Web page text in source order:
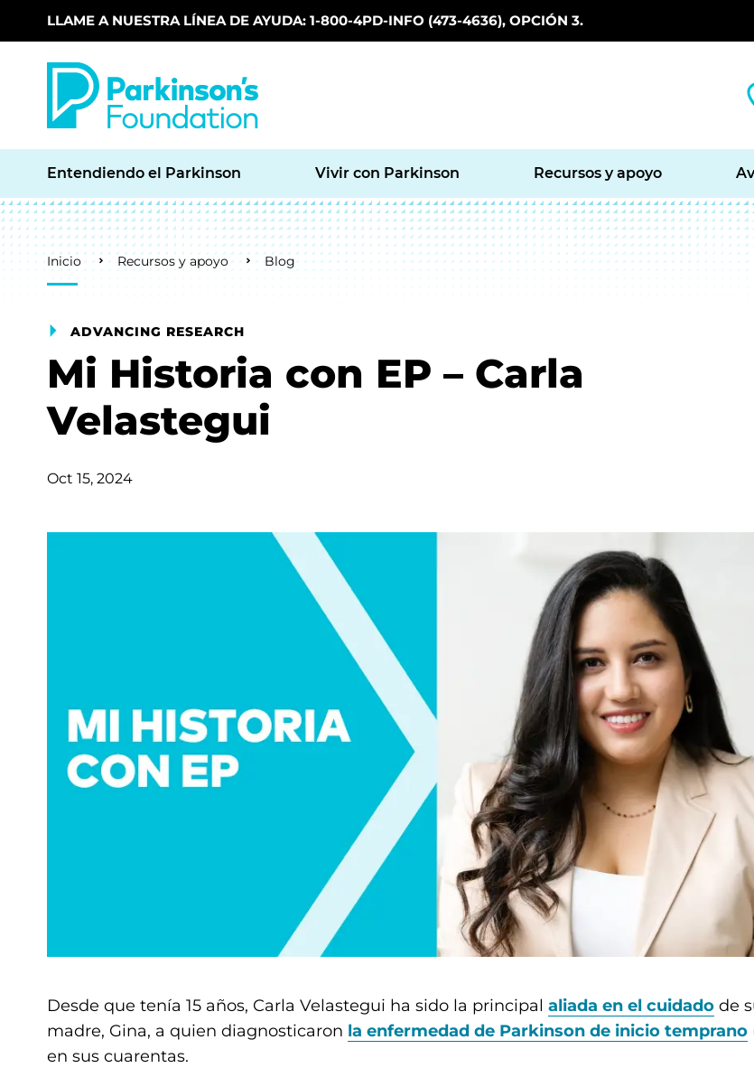
Skip to main content
LLAME A NUESTRA LÍNEA DE AYUDA: 1-800-4PD-INFO (473-4636), OPCIÓN 3.
Entendiendo el Parkinson Vivir con Parkinson Recursos y apoyo
Breadcrumb
Inicio Recursos y apoyo Blog
ADVANCING RESEARCH
Mi Historia con EP – Carla
Velastegui
Oct 15, 2024
Desde que tenía 15 años, Carla Velastegui ha sido la principal aliada en el cuidado de
madre, Gina, a quien diagnosticaron la enfermedad de Parkinson de inicio temprano
en sus cuarentas.